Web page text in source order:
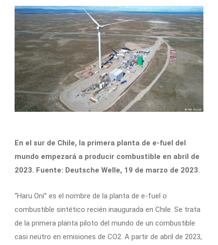
En el sur de Chile, la primera planta de e-fuel del
mundo empezará a producir combustible en abril de
2023. Fuente: Deutsche Welle, 19 de marzo de 2023.
“Haru Oni” es el nombre de la planta de e-fuel o
combustible sintético recién inaugurada en Chile. Se trata
de la primera planta piloto del mundo de un combustible
casi neutro en emisiones de CO2. A partir de abril de 2023,